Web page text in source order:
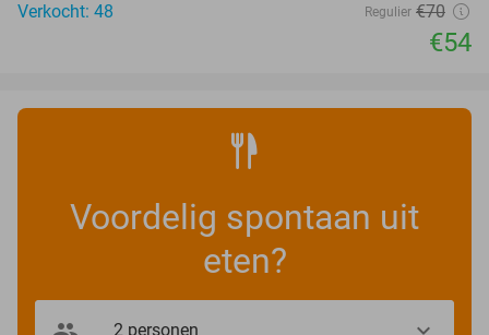
Verkocht: 48
Regulier €70
€54
Voordelig spontaan uit
eten?